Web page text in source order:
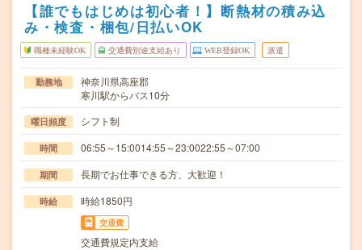
【誰でもはじめは初心者！】断熱材の積み込
み・検査・梱包/日払いOK
職種未経験OK 交通費別途支給あり WEB登録OK 派遣
勤務地
神奈川県高座郡
寒川駅からバス10分
曜日頻度 シフト制
時間 06:55～15:0014:55～23:0022:55～07:00
期間 長期でお仕事できる方、大歓迎！
時給 時給1850円
交通費
交通費規定内支給